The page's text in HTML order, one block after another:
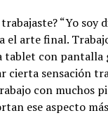
“Yo soy
el arte final.
tablet con pantalla
cierta sensación
con muchos
ese aspecto